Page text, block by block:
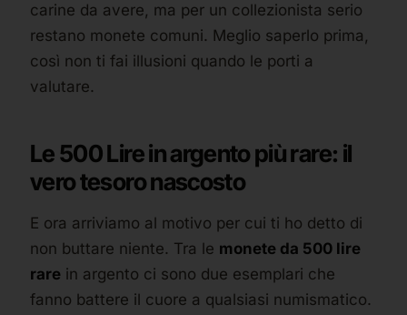
carine da avere, ma per un collezionista serio
restano monete comuni. Meglio saperlo prima,
così non ti fai illusioni quando le porti a
valutare.
Le 500 Lire in argento più rare: il
vero tesoro nascosto
E ora arriviamo al motivo per cui ti ho detto di
non buttare niente. Tra le monete da 500 lire
rare in argento ci sono due esemplari che
fanno battere il cuore a qualsiasi numismatico.